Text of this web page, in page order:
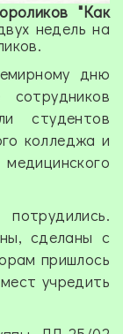
"Как
недель на
дню
студентов
колледжа и
сделаны с
пришлось
учредить